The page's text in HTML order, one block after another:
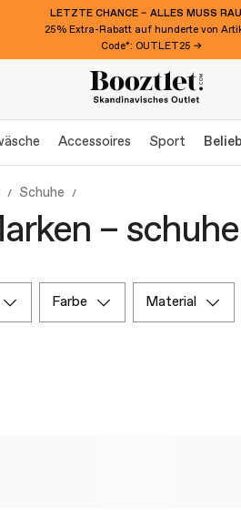
LETZTE CHANCE – ALLES MUSS
25% Extra-Rabatt auf hunderte von
Code*: OUTLET25 →
Accessoires Sport
Schuhe
–
farbe material